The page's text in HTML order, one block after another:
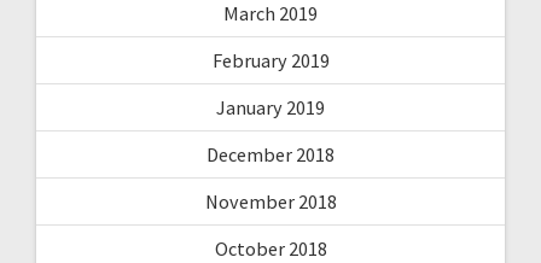
March 2019
February 2019
January 2019
December 2018
November 2018
October 2018